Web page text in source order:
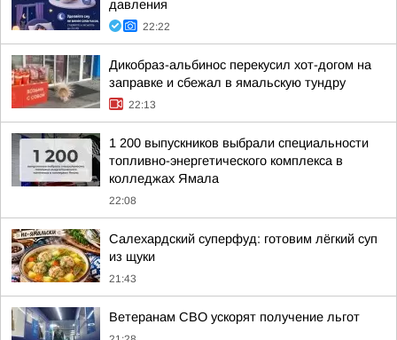
давления
22:22
Дикобраз-альбинос перекусил хот-догом на
заправке и сбежал в ямальскую тундру
22:13
1 200 выпускников выбрали специальности
топливно-энергетического комплекса в
колледжах Ямала
22:08
Салехардский суперфуд: готовим лёгкий суп
из щуки
21:43
Ветеранам СВО ускорят получение льгот